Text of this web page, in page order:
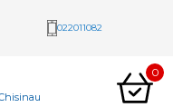
022011082
0